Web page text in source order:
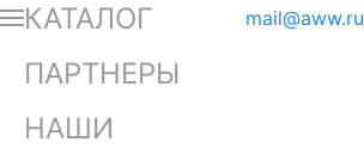
КАТАЛОГ
ПАРТНЕРЫ
НАШИ
mail@aww.ru